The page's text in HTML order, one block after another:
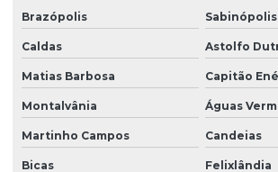
Brazópolis Sabinópolis
Caldas Astolfo
Matias Barbosa Capitão
Montalvânia Águas
Martinho Campos Candeias
Bicas Felixlândia